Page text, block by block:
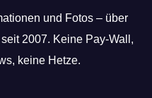
und Fotos – über
2007. Keine Pay-Wall,
keine Hetze.